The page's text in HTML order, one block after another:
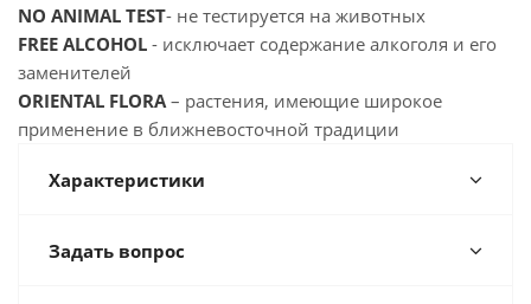
NO ANIMAL TEST- не тестируется на животных
FREE ALCOHOL - исключает содержание алкоголя и его
заменителей
ORIENTAL FLORA– растения, имеющие широкое
применение в ближневосточной традиции
Характеристики
Задать вопрос